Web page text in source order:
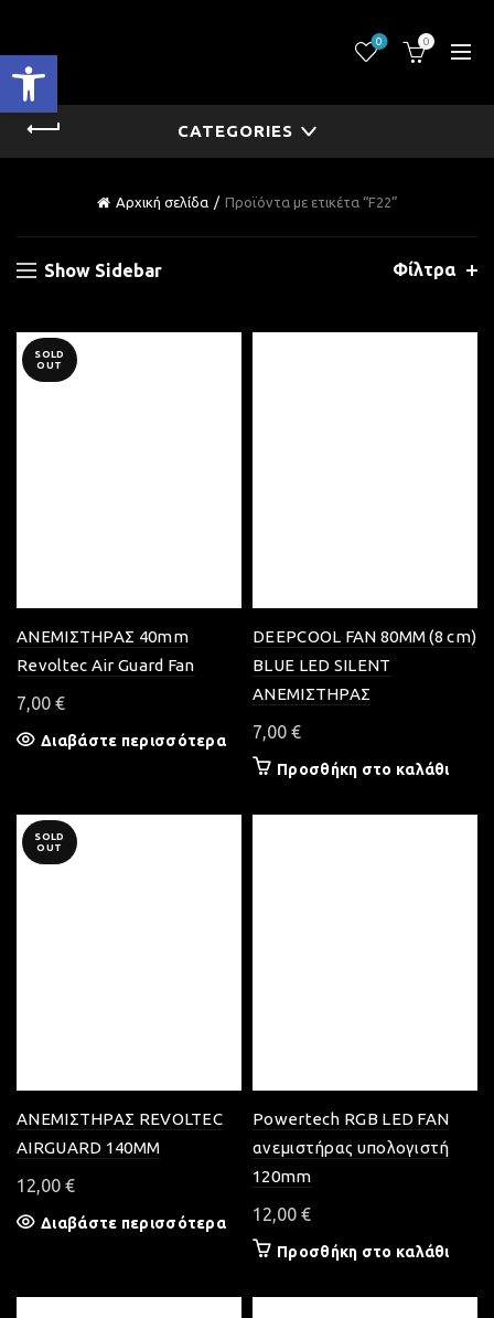
Ανοίξτε τη γραμμή εργαλείων
0 0
CATEGORIES
Αρχική σελίδα Προϊόντα με ετικέτα “F22”
Show Sidebar Φίλτρα
SOLD
OUT
ΑΝΕΜΙΣΤΗΡΑΣ 40mm
Revoltec Air Guard Fan
7,00 €
Διαβάστε περισσότερα
DEEPCOOL FAN 80MM (8 cm)
BLUE LED SILENT
ΑΝΕΜΙΣΤΗΡΑΣ
7,00 €
Προσθήκη στο καλάθι
SOLD
OUT
ΑΝΕΜΙΣΤΗΡΑΣ REVOLTEC
AIRGUARD 140MM
12,00 €
Διαβάστε περισσότερα
Powertech RGB LED FAN
ανεμιστήρας υπολογιστή
120mm
12,00 €
Προσθήκη στο καλάθι